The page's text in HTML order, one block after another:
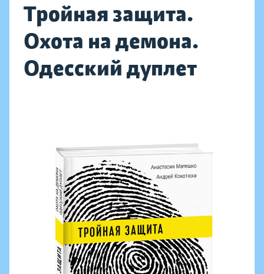
Тройная защита.
Охота на демона.
Одесский дуплет